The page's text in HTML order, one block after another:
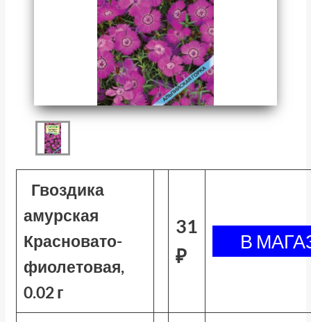
Гвоздика
амурская
Красновато-
фиолетовая,
0.02 г
31
₽